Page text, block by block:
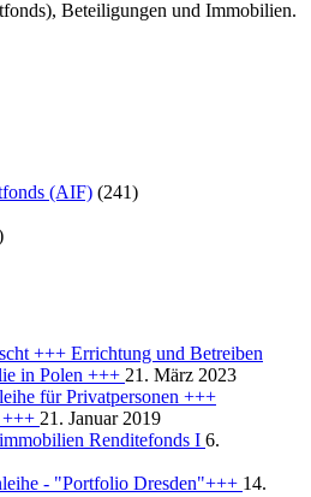
Beteiligungen und Immobilien.
(AIF) (241)
+++ Errichtung und Betreiben
in Polen +++ 21. März 2023
für Privatpersonen +++
+++ 21. Januar 2019
Renditefonds I 6.
- "Portfolio Dresden"+++ 14.